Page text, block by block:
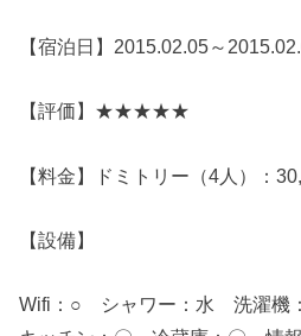
【宿泊日】2015.02.05～
【評価】★★★★★
【料金】ドミトリー（4人）：
【設備】
Wifi：○ シャワー：水 洗濯機